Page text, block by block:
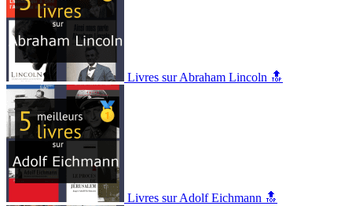
Livres sur Abraham Lincoln 🔝
Livres sur Adolf Eichmann 🔝